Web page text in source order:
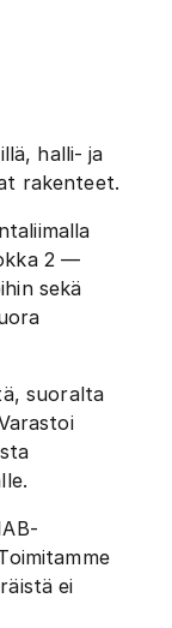
halli- ja
rakenteet.
2 —
sekä
suoralta
ei